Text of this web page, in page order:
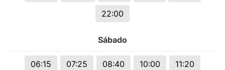
22:00
Sábado
06:15 07:25 08:40 10:00
11:20